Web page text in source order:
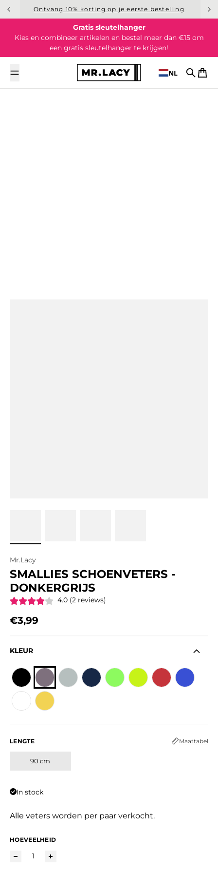
Overslaan naar inhoud
Ontvang 10% korting op je eerste bestelling
Gratis sleutelhanger
Kies en combineer artikelen en bestel meer dan €15 om
een gratis sleutelhanger te krijgen!
NL
Zoek op
Mr.Lacy
SMALLIES SCHOENVETERS -
DONKERGRIJS
4.0 (2 reviews)
Regular price
€3,99
KLEUR
LENGTE Maattabel
90 cm
In stock
Alle veters worden per paar verkocht.
HOEVEELHEID